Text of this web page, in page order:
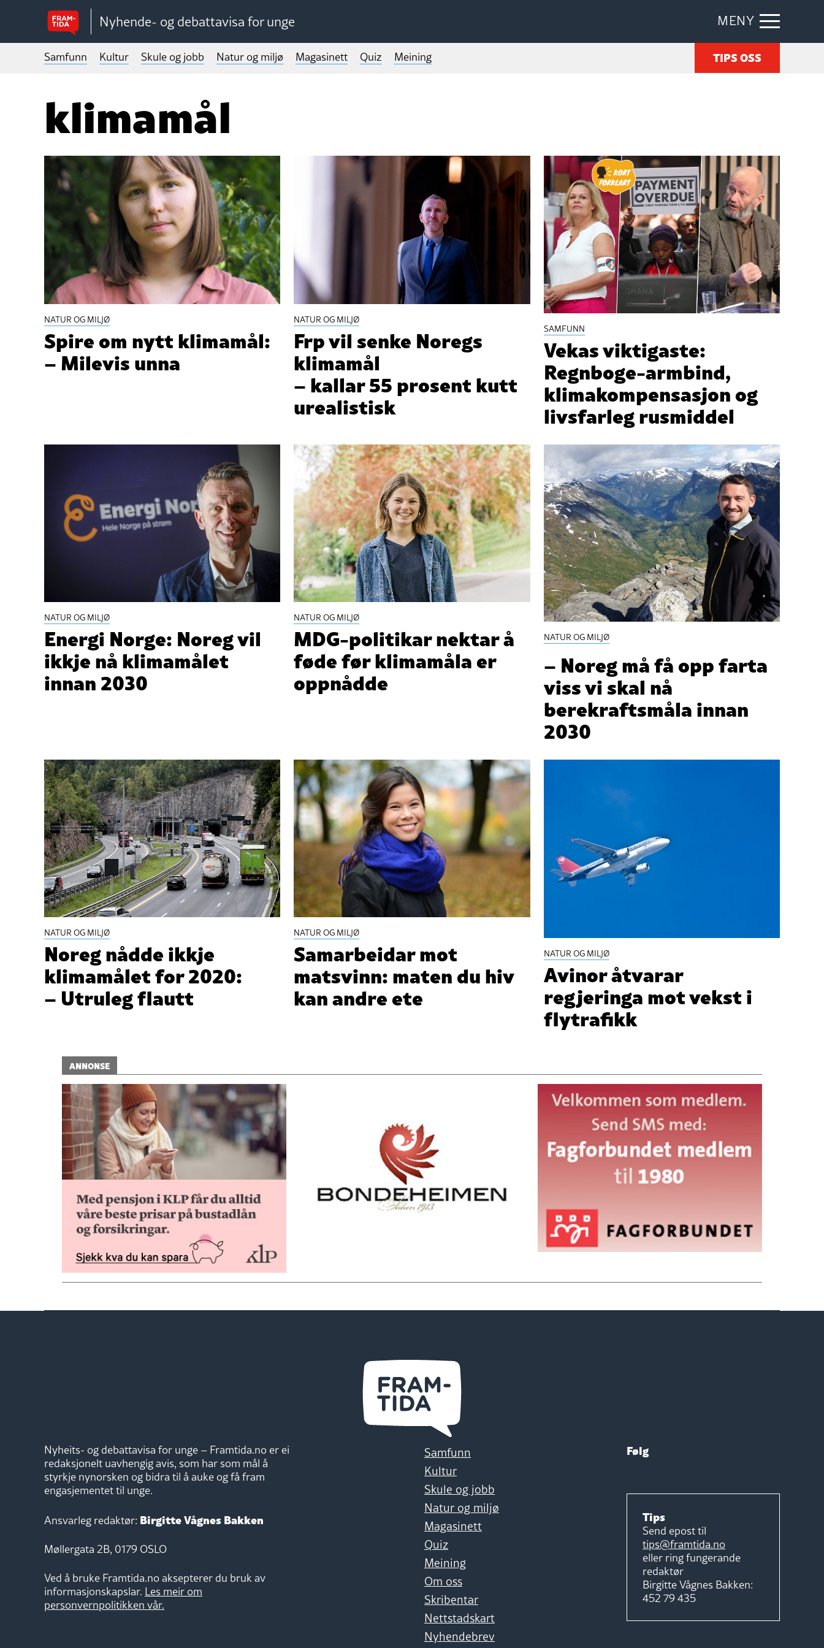
Nyhende- og debattavisa for unge MENY
Samfunn Kultur Skule og jobb Natur og miljø Magasinett Quiz Meining TIPS OSS
klimamål
NATUR OG MILJØ
Spire om nytt klimamål:
– Milevis unna
NATUR OG MILJØ
Frp vil senke Noregs
klimamål
– kallar 55 prosent kutt
urealistisk
SAMFUNN
Vekas viktigaste:
Regnboge-armbind,
klimakompensasjon og
livsfarleg rusmiddel
NATUR OG MILJØ
Energi Norge: Noreg vil
ikkje nå klimamålet
innan 2030
NATUR OG MILJØ
MDG-politikar nektar å
føde før klimamåla er
oppnådde
NATUR OG MILJØ
– Noreg må få opp farta
viss vi skal nå
berekraftsmåla innan
2030
NATUR OG MILJØ
Noreg nådde ikkje
klimamålet for 2020:
– Utruleg flautt
NATUR OG MILJØ
Samarbeidar mot
matsvinn: maten du hiv
kan andre ete
NATUR OG MILJØ
Avinor åtvarar
regjeringa mot vekst i
flytrafikk
ANNONSE
Nyheits- og debattavisa for unge – Framtida.no er ei
redaksjonelt uavhengig avis, som har som mål å
styrkje nynorsken og bidra til å auke og få fram
engasjementet til unge.
Ansvarleg redaktør: Birgitte Vågnes Bakken
Møllergata 2B, 0179 OSLO
Ved å bruke Framtida.no aksepterer du bruk av
informasjonskapslar. Les meir om
personvernpolitikken vår.
Samfunn
Kultur
Skule og jobb
Natur og miljø
Magasinett
Quiz
Meining
Om oss
Skribentar
Nettstadskart
Nyhendebrev
Følg
Tips
Send epost til
tips@framtida.no
eller ring fungerande
redaktør
Birgitte Vågnes Bakken:
452 79 435